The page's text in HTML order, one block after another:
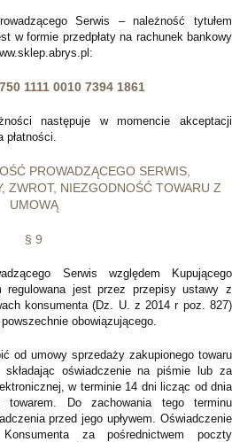
Serwis – należność tytułem
w formie przedpłaty na rachunek bankowy
1111 0010 7394 1861
następuje w momencie akceptacji
płatności.
PROWADZĄCEGO SERWIS,
ZWROT, NIEZGODNOŚĆ TOWARU Z
UMOWĄ
§ 9
Serwis względem Kupującego
regulowana jest przez przepisy ustawy z
konsumenta (Dz. U. z 2014 r poz. 827)
obowiązującego.
od umowy sprzedaży zakupionego towaru
składając oświadczenie na piśmie lub za
w terminie 14 dni licząc od dnia
towarem. Do zachowania tego terminu
przed jego upływem. Oświadczenie
za pośrednictwem poczty